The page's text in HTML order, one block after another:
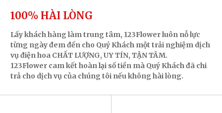
100% HÀI LÒNG
Lấy khách hàng làm trung tâm, 123Flower luôn nỗ lực
từng ngày đem đến cho Quý Khách một trải nghiệm dịch
vụ điện hoa CHẤT LƯỢNG, UY TÍN, TẬN TÂM.
123Flower cam kết hoàn lại số tiền mà Quý Khách đã chi
trả cho dịch vụ của chúng tôi nếu không hài lòng.